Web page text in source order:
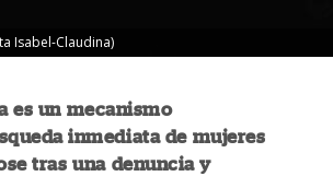
Isabel-Claudina)
es un mecanismo
inmediata de mujeres
tras una denuncia y